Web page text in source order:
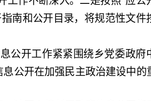
南和公开目录，将规范性文件
公开工作紧紧围绕乡党委政府
公开在加强民主政治建设中的